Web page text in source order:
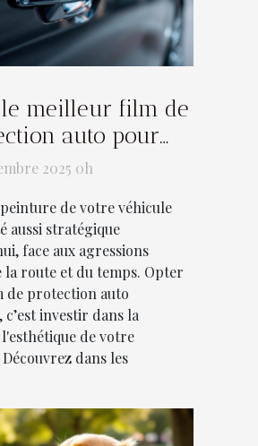
meilleur film de
auto pour
la peinture de
2025 0h
de votre véhicule
aussi stratégique
face aux agressions
la route et du temps. Opter
de protection auto
investir dans la
de votre
dans les